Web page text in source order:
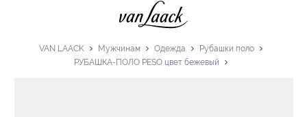
VAN LAACK Мужчинам Одежда
Рубашки поло
РУБАШКА-ПОЛО PESO цвет бежевый